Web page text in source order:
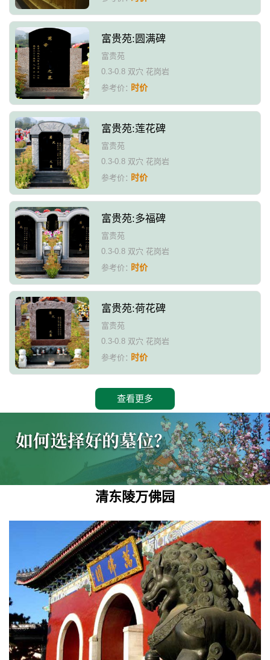
富贵苑:圆满碑
富贵苑
0.3-0.8 双穴 花岗岩
参考价：时价
富贵苑:莲花碑
富贵苑
0.3-0.8 双穴 花岗岩
参考价：时价
富贵苑:多福碑
富贵苑
0.3-0.8 双穴 花岗岩
参考价：时价
富贵苑:荷花碑
富贵苑
0.3-0.8 双穴 花岗岩
参考价：时价
查看更多
清东陵万佛园